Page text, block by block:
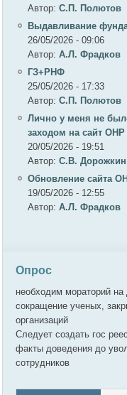
Автор: C.П. Полютов
Выдавливание
26/05/2026 - 09:06
Автор: А.Л. Фрадков
ГЗ+РНФ
25/05/2026 - 17:33
Автор: C.П. Полютов
Лично у меня не
заходом на сайт ОНР
20/05/2026 - 19:51
Автор: С.В. Дорожкин
Обновление сайта
19/05/2026 - 12:55
Автор: А.Л. Фрадков
Опрос
необходим мораторий
сокращение ученых,
организаций
Следует создать гос
факты доведения до
сотрудников